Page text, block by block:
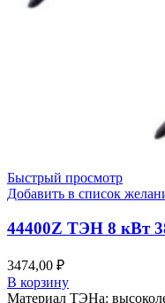
Быстрый просмотр
Добавить в список
44400Z ТЭН 8 кВт
3474,00 ₽
В корзину
Материал ТЭНа: